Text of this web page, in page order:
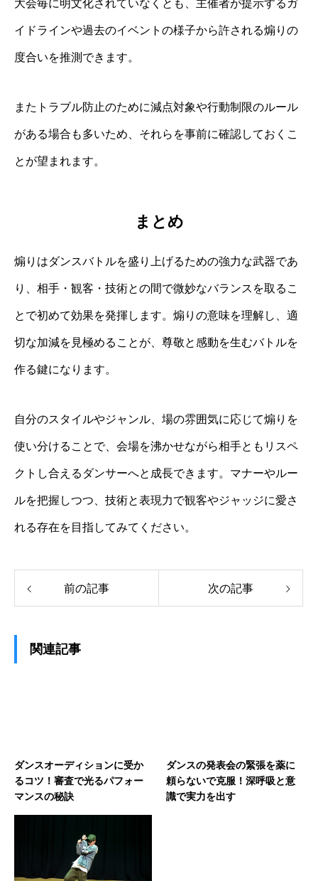
大会毎に明文化されていなくとも、主催者が提示するガ
イドラインや過去のイベントの様子から許される煽りの
度合いを推測できます。
またトラブル防止のために減点対象や行動制限のルール
がある場合も多いため、それらを事前に確認しておくこ
とが望まれます。
まとめ
煽りはダンスバトルを盛り上げるための強力な武器であ
り、相手・観客・技術との間で微妙なバランスを取るこ
とで初めて効果を発揮します。煽りの意味を理解し、適
切な加減を見極めることが、尊敬と感動を生むバトルを
作る鍵になります。
自分のスタイルやジャンル、場の雰囲気に応じて煽りを
使い分けることで、会場を沸かせながら相手ともリスペ
クトし合えるダンサーへと成長できます。マナーやルー
ルを把握しつつ、技術と表現力で観客やジャッジに愛さ
れる存在を目指してみてください。
前の記事 次の記事
関連記事
ダンスオーディションに受か
るコツ！審査で光るパフォー
マンスの秘訣
ダンスの発表会の緊張を薬に
頼らないで克服！深呼吸と意
識で実力を出す